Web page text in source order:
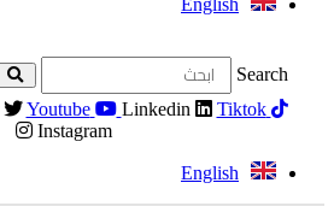
English
Search
Youtube Linkedin
Tiktok
Instagram
English